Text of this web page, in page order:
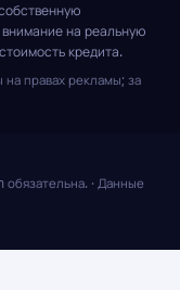
на реальную
кредита.
правах рекламы; за
обязательна. · Данные